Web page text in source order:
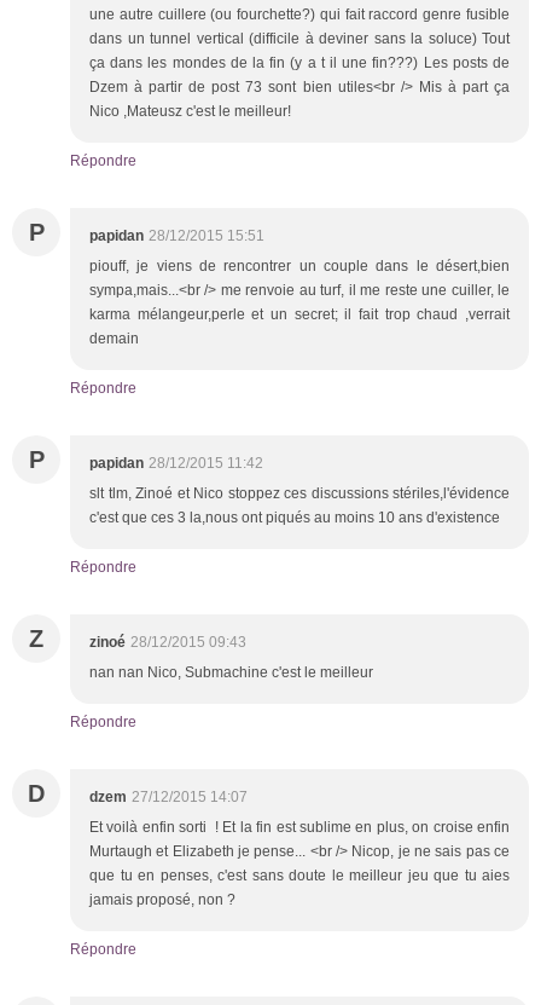
une autre cuillere (ou fourchette?) qui fait raccord genre fusible
dans un tunnel vertical (difficile à deviner sans la soluce) Tout
ça dans les mondes de la fin (y a t il une fin???) Les posts de
Dzem à partir de post 73 sont bien utiles<br /> Mis à part ça
Nico ,Mateusz c'est le meilleur!
Répondre
P papidan 28/12/2015 15:51
piouff, je viens de rencontrer un couple dans le désert,bien
sympa,mais...<br /> me renvoie au turf, il me reste une cuiller, le
karma mélangeur,perle et un secret; il fait trop chaud ,verrait
demain
Répondre
P papidan 28/12/2015 11:42
slt tlm, Zinoé et Nico stoppez ces discussions stériles,l'évidence
c'est que ces 3 la,nous ont piqués au moins 10 ans d'existence
Répondre
Z zinoé 28/12/2015 09:43
nan nan Nico, Submachine c'est le meilleur
Répondre
D dzem 27/12/2015 14:07
Et voilà enfin sorti ! Et la fin est sublime en plus, on croise enfin
Murtaugh et Elizabeth je pense... <br /> Nicop, je ne sais pas ce
que tu en penses, c'est sans doute le meilleur jeu que tu aies
jamais proposé, non ?
Répondre